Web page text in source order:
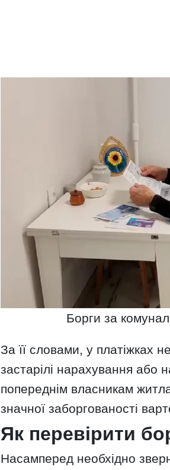
Борги за
За її словами, у платіжках
застарілі нарахування або
попереднім власникам
значної заборгованості
Як перевірити
Насамперед необхідно